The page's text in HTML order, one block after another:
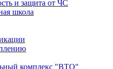
и защита от ЧС
школа
комплекс "ВТО"